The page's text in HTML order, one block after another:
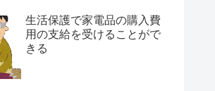
生活保護で家電品の購入費
用の支給を受けることがで
きる